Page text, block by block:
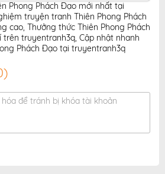
Phong Phách Đạo mới nhất tại
truyện tranh Thiên Phong Phách
cao, Thưởng thức Thiên Phong Phách
trên truyentranh3q, Cập nhật nhanh
Phách Đạo tại truyentranh3q
)
để tránh bị khóa tài khoản